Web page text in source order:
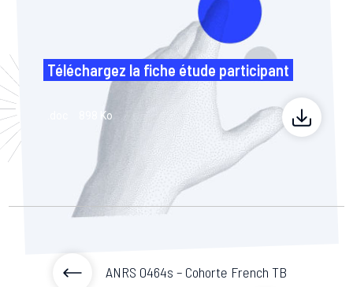
Téléchargez la fiche étude participant
898 Ko
ANRS 0464s – Cohorte French TB